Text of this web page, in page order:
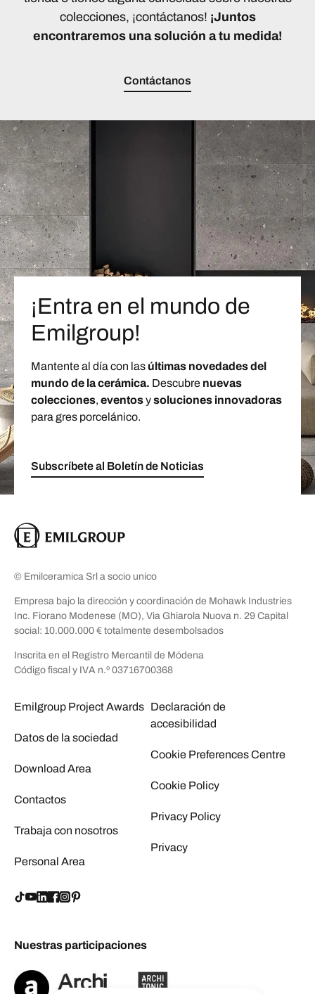
colecciones, ¡contáctanos! ¡Juntos
encontraremos una solución a tu medida!
Contáctanos
¡Entra en el mundo de
Emilgroup!
Mantente al día con las últimas novedades del
mundo de la cerámica. Descubre nuevas
colecciones, eventosysoluciones innovadoras
para gres porcelánico.
Subscríbete al Boletín de Noticias
© Emilceramica Srl a socio unico
Empresa bajo la dirección y coordinación de Mohawk Industries
Inc. Fiorano Modenese (MO), Via Ghiarola Nuova n. 29 Capital
social: 10.000.000 € totalmente desembolsados
Inscrita en el Registro Mercantil de Módena
Código fiscal y IVA n.º 03716700368
Emilgroup Project Awards
Datos de la sociedad
Download Area
Contactos
Trabaja con nosotros
Personal Area
Declaración de
accesibilidad
Cookie Preferences Centre
Cookie Policy
Privacy Policy
Privacy
Nuestras participaciones